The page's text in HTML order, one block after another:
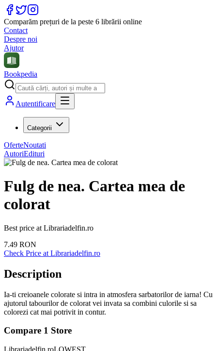
Comparăm prețuri de la peste 6 librării online
Contact
Despre noi
Ajutor
Bookpedia
Autentificare
Categorii
OferteNoutati
AutoriEdituri
Fulg de nea. Cartea mea de
colorat
Best price at Librariadelfin.ro
7.49 RON
Check Price at Librariadelfin.ro
Description
Ia-ti creioanele colorate si intra in atmosfera sarbatorilor de iarna! Cu
ajutorul tabourilor de colorat vei invata sa combini culorile si sa
colorezi cat mai potrivit in contur.
Compare 1 Store